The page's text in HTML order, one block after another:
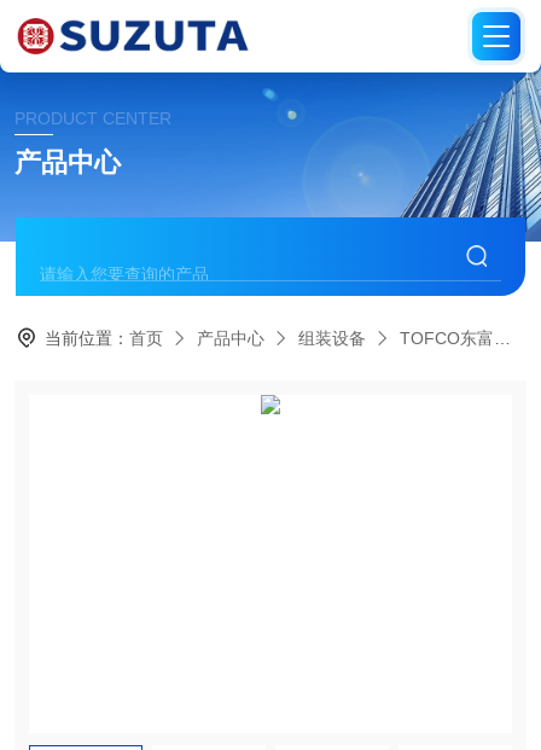
PRODUCT CENTER
产品中心
当前位置：首页 产品中心 组装设备 TOFCO东富科